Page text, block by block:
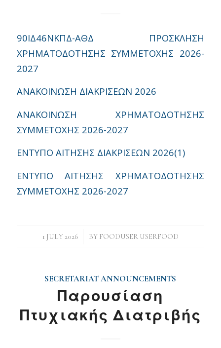
90ΙΔ46ΝΚΠΔ-ΑΘΔ ΠΡΟΣΚΛΗΣΗ
ΧΡΗΜΑΤΟΔΟΤΗΣΗΣ ΣΥΜΜΕΤΟΧΗΣ 2026-
2027
ΑΝΑΚΟΙΝΩΣΗ ΔΙΑΚΡΙΣΕΩΝ 2026
ΑΝΑΚΟΙΝΩΣΗ ΧΡΗΜΑΤΟΔΟΤΗΣΗΣ
ΣΥΜΜΕΤΟΧΗΣ 2026-2027
ΕΝΤΥΠΟ ΑΙΤΗΣΗΣ ΔΙΑΚΡΙΣΕΩΝ 2026(1)
ΕΝΤΥΠΟ ΑΙΤΗΣΗΣ ΧΡΗΜΑΤΟΔΟΤΗΣΗΣ
ΣΥΜΜΕΤΟΧΗΣ 2026-2027
1 JULY 2026
/ BY FOODUSER USERFOOD
SECRETARIAT ANNOUNCEMENTS
Παρουσίαση
Πτυχιακής Διατριβής